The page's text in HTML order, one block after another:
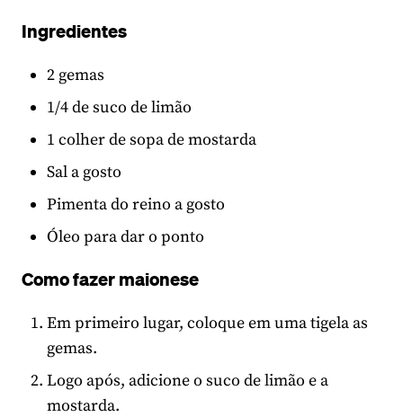
Ingredientes
2 gemas
1/4 de suco de limão
1 colher de sopa de mostarda
Sal a gosto
Pimenta do reino a gosto
Óleo para dar o ponto
Como fazer maionese
Em primeiro lugar, coloque em uma tigela as
gemas.
Logo após, adicione o suco de limão e a
mostarda.